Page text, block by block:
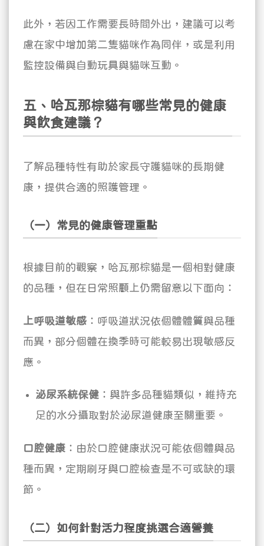
此外，若因工作需要長時間外出，建議可以考
慮在家中增加第二隻貓咪作為同伴，或是利用
監控設備與自動玩具與貓咪互動。
五、哈瓦那棕貓有哪些常見的健康
與飲食建議？
了解品種特性有助於家長守護貓咪的長期健
康，提供合適的照護管理。
（一）常見的健康管理重點
根據目前的觀察，哈瓦那棕貓是一個相對健康
的品種，但在日常照顧上仍需留意以下面向：
上呼吸道敏感 ：呼吸道狀況依個體體質與品種
而異，部分個體在換季時可能較易出現敏感反
應。
泌尿系統保健：與許多品種貓類似，維持充
足的水分攝取對於泌尿道健康至關重要。
口腔健康 ：由於口腔健康狀況可能依個體與品
種而異，定期刷牙與口腔檢查是不可或缺的環
節。
（二）如何針對活力程度挑選合適營養